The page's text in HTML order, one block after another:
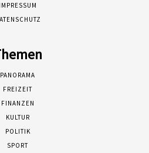
IMPRESSUM
PANORAMA
FREIZEIT
FINANZEN
KULTUR
POLITIK
SPORT